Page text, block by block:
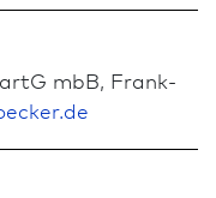
mbB, Frank­